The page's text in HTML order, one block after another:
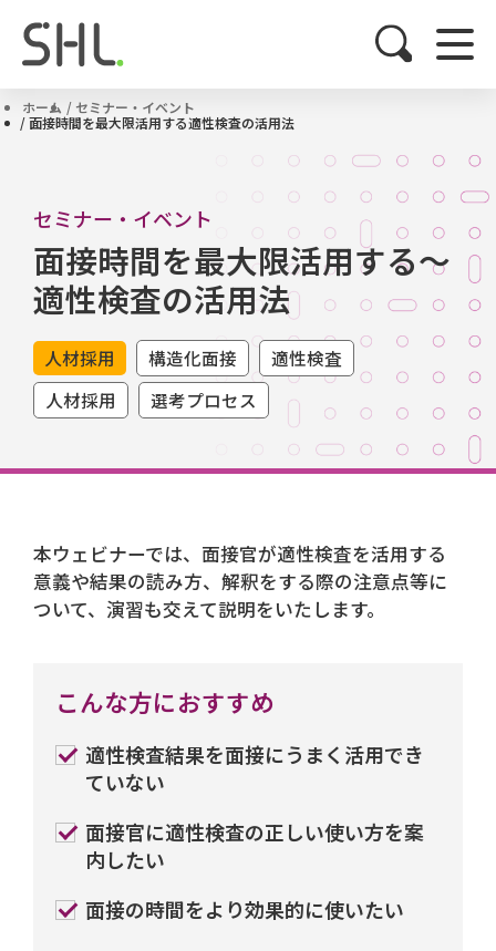
ホーム
セミナー・イベント
面接時間を最大限活用する適性検査の活用法
セミナー・イベント
面接時間を最大限活用する～
適性検査の活用法
人材採用 構造化面接
適性検査
人材採用
選考プロセス
本ウェビナーでは、面接官が適性検査を活用する
意義や結果の読み方、解釈をする際の注意点等に
ついて、演習も交えて説明をいたします。
こんな方におすすめ
適性検査結果を面接にうまく活用でき
ていない
面接官に適性検査の正しい使い方を案
内したい
面接の時間をより効果的に使いたい